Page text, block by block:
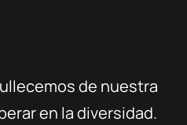
de nuestra
en la diversidad.